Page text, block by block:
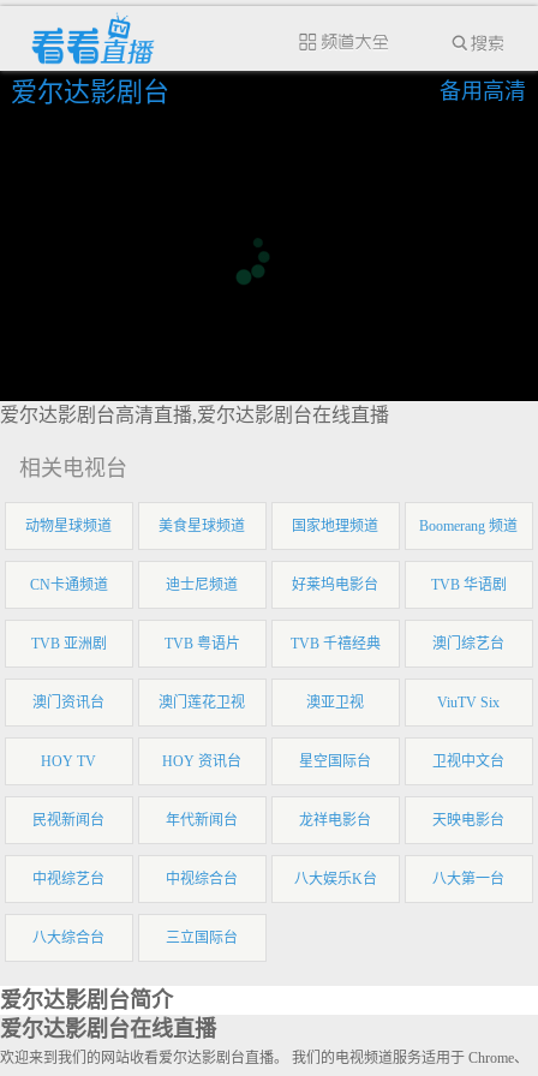
爱尔达影剧台 备用高清
爱尔达影剧台高清直播,爱尔达影剧台在线直播
相关电视台
动物星球频道 美食星球频道 国家地理频道 Boomerang 频道
CN卡通频道 迪士尼频道 好莱坞电影台 TVB 华语剧
TVB 亚洲剧 TVB 粤语片 TVB 千禧经典 澳门综艺台
澳门资讯台 澳门莲花卫视 澳亚卫视 ViuTV Six
HOY TV HOY 资讯台 星空国际台 卫视中文台
民视新闻台 年代新闻台 龙祥电影台 天映电影台
中视综艺台 中视综合台 八大娱乐K台 八大第一台
八大综合台 三立国际台
爱尔达影剧台简介
爱尔达影剧台在线直播
欢迎来到我们的网站收看爱尔达影剧台直播。 我们的电视频道服务适用于 Chrome、